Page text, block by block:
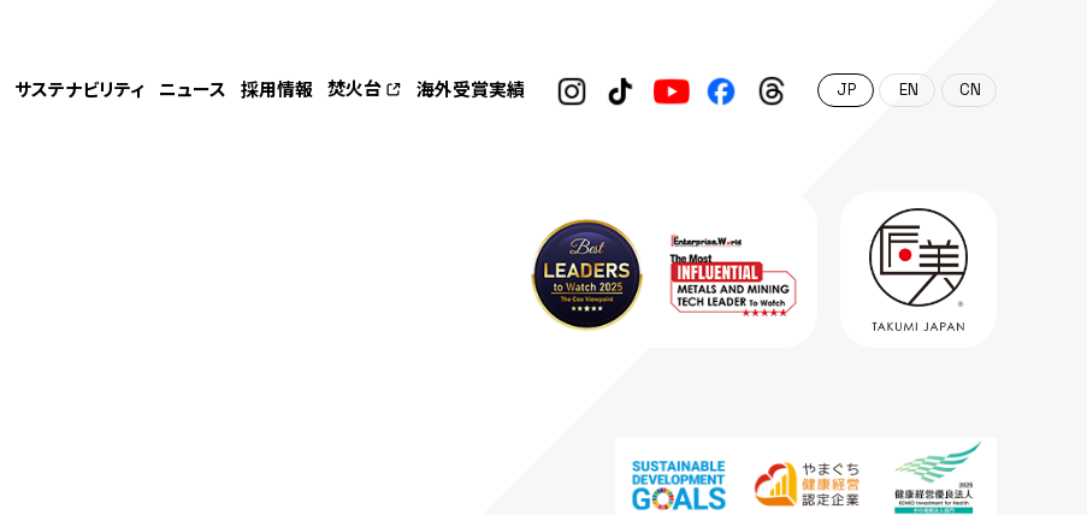
サステナビリティ ニュース 採用情報 焚火台 海外受賞実績 日本語 English